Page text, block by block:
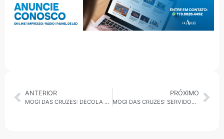
ANTERIOR
MOGI DAS CRUZES: DECOLA JOVEM REÚNE MILHARES DE ESTUDANTES EM BUSCA DE ORIENTAÇÃO PROFISSIONAL
PRÓXIMO
MOGI DAS CRUZES: SERVIDORES MUNICIPAIS RECEBEM FORMAÇÃO SOBRE LEI GERAL DE PROTEÇÃO DE DADOS PESSOAIS